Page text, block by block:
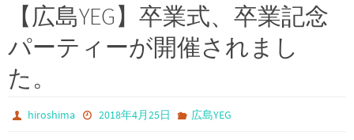
【広島YEG】卒業式、卒業記念
パーティーが開催されまし
た。
hiroshima 2018年4月25日 広島YEG